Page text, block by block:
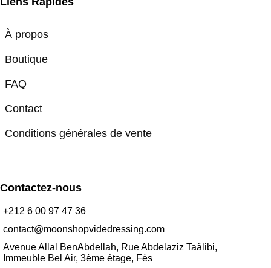
À propos
Boutique
FAQ
Contact
Conditions générales de vente
Contactez-nous
+212 6 00 97 47 36
contact@moonshopvidedressing.com
Avenue Allal BenAbdellah, Rue Abdelaziz Taâlibi,
Immeuble Bel Air, 3ème étage, Fès